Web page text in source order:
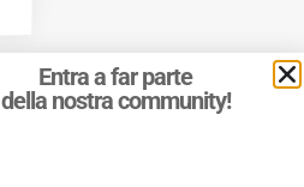
Entra a far parte
della nostra community!